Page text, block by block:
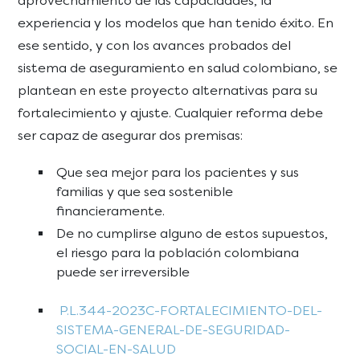
experiencia y los modelos que han tenido éxito. En
ese sentido, y con los avances probados del
sistema de aseguramiento en salud colombiano, se
plantean en este proyecto alternativas para su
fortalecimiento y ajuste. Cualquier reforma debe
ser capaz de asegurar dos premisas:
Que sea mejor para los pacientes y sus
familias y que sea sostenible
financieramente.
De no cumplirse alguno de estos supuestos,
el riesgo para la población colombiana
puede ser irreversible
P.L.344-2023C-FORTALECIMIENTO-DEL-
SISTEMA-GENERAL-DE-SEGURIDAD-
SOCIAL-EN-SALUD